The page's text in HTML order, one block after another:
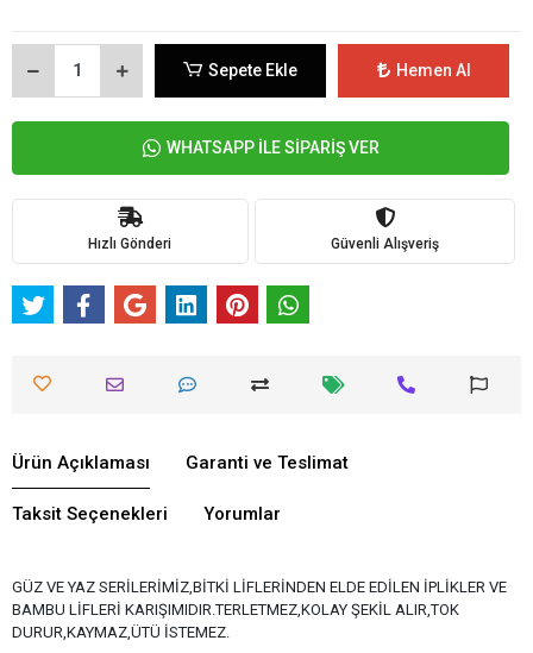
Sepete Ekle Hemen Al
WHATSAPP İLE SİPARİŞ VER
Hızlı Gönderi Güvenli Alışveriş
Ürün Açıklaması Garanti ve Teslimat
Taksit Seçenekleri Yorumlar
GÜZ VE YAZ SERİLERİMİZ,BİTKİ LİFLERİNDEN ELDE EDİLEN İPLİKLER VE
BAMBU LİFLERİ KARIŞIMIDIR.TERLETMEZ,KOLAY ŞEKİL ALIR,TOK
DURUR,KAYMAZ,ÜTÜ İSTEMEZ.